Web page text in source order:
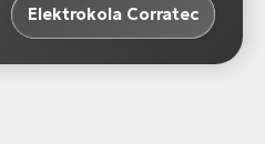
Elektrokola Corratec